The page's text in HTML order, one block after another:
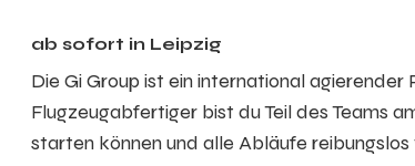
ab sofort in Leipzig
Die Gi Group ist ein international
Flugzeugabfertiger bist du Teil des Teams
starten können und alle Abläufe reibungslos